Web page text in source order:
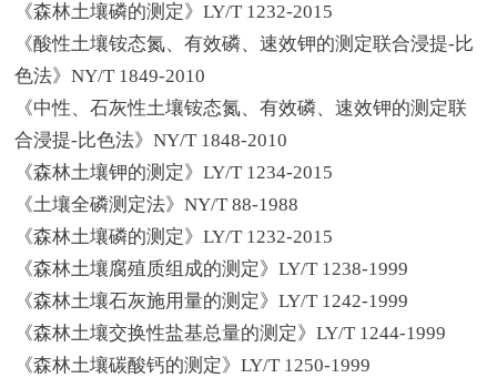
《森林土壤磷的测定》LY/T 1232-2015
《酸性土壤铵态氮、有效磷、速效钾的测定联合浸提-比
色法》NY/T 1849-2010
《中性、石灰性土壤铵态氮、有效磷、速效钾的测定联
合浸提-比色法》NY/T 1848-2010
《森林土壤钾的测定》LY/T 1234-2015
《土壤全磷测定法》NY/T 88-1988
《森林土壤磷的测定》LY/T 1232-2015
《森林土壤腐殖质组成的测定》LY/T 1238-1999
《森林土壤石灰施用量的测定》LY/T 1242-1999
《森林土壤交换性盐基总量的测定》LY/T 1244-1999
《森林土壤碳酸钙的测定》LY/T 1250-1999